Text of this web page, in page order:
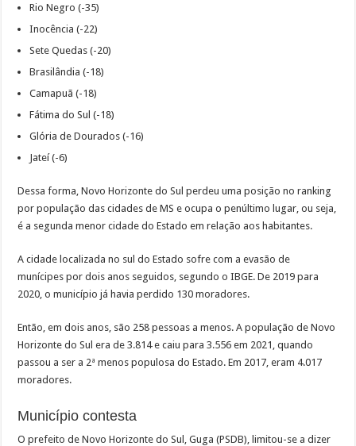
Rio Negro (-35)
Inocência (-22)
Sete Quedas (-20)
Brasilândia (-18)
Camapuã (-18)
Fátima do Sul (-18)
Glória de Dourados (-16)
Jateí (-6)
Dessa forma, Novo Horizonte do Sul perdeu uma posição no ranking
por população das cidades de MS e ocupa o penúltimo lugar, ou seja,
é a segunda menor cidade do Estado em relação aos habitantes.
A cidade localizada no sul do Estado sofre com a evasão de
munícipes por dois anos seguidos, segundo o IBGE. De 2019 para
2020, o município já havia perdido 130 moradores.
Então, em dois anos, são 258 pessoas a menos. A população de Novo
Horizonte do Sul era de 3.814 e caiu para 3.556 em 2021, quando
passou a ser a 2ª menos populosa do Estado. Em 2017, eram 4.017
moradores.
Município contesta
O prefeito de Novo Horizonte do Sul, Guga (PSDB), limitou-se a dizer